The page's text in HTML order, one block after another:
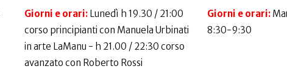
Giorni e orari: Lunedì h 19.30 / 21:00
corso principianti con Manuela Urbinati
in arte LaManu - h 21.00 / 22:30 corso
avanzato con Roberto Rossi
Giorni e orari:
8:30-9:30